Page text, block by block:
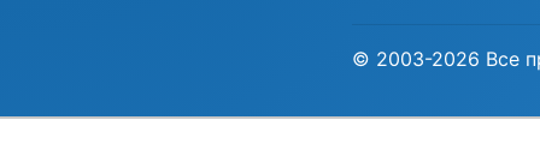
© 2003-2026 Все